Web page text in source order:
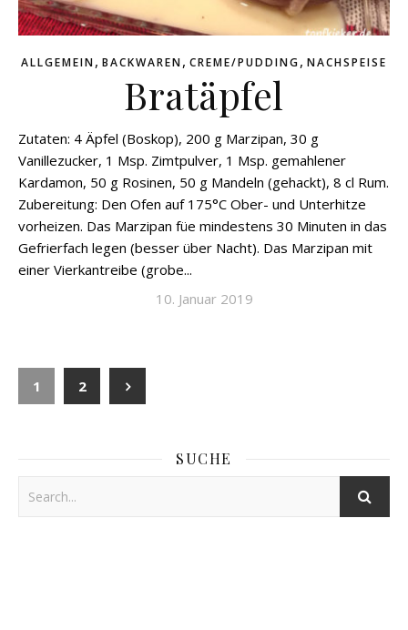
ALLGEMEIN, BACKWAREN, CREME/PUDDING, NACHSPEISE
Bratäpfel
Zutaten: 4 Äpfel (Boskop), 200 g Marzipan, 30 g
Vanillezucker, 1 Msp. Zimtpulver, 1 Msp. gemahlener
Kardamon, 50 g Rosinen, 50 g Mandeln (gehackt), 8 cl Rum.
Zubereitung: Den Ofen auf 175°C Ober- und Unterhitze
vorheizen. Das Marzipan füe mindestens 30 Minuten in das
Gefrierfach legen (besser über Nacht). Das Marzipan mit
einer Vierkantreibe (grobe...
10. Januar 2019
1 2
SUCHE